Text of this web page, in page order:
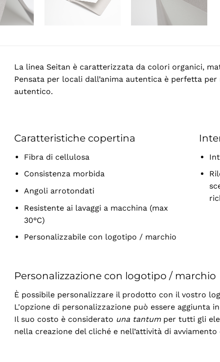
La linea Seitan è caratterizzata da colori organici,
Pensata per locali dall’anima autentica è perfetta
autentico.
Caratteristiche copertina
Fibra di cellulosa
Consistenza morbida
Angoli arrotondati
Resistente ai lavaggi a macchina (max
30°C)
Personalizzabile con logotipo / marchio
Personalizzazione con logotipo / marchio
È possibile personalizzare il prodotto con il vostro
L'opzione di personalizzazione può essere aggiunta
Il suo costo è considerato una tantumper tutti gli
nella creazione del cliché e nell’attività di avviamento